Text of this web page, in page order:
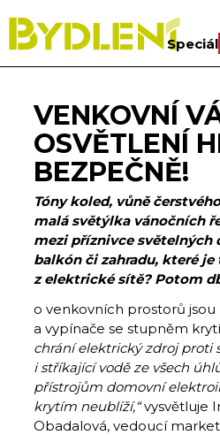
Speciál
VENKOVNÍ
OSVĚTLENÍ
BEZPEČNĚ!
Tóny koled, vůně
malá světýlka vánočních
mezi příznivce světelných
balkón či zahradu, které je
z elektrické sítě? Potom
o venkovních prostorů jsou
a vypínače se stupněm
chrání elektrický zdroj proti
i stříkající vodě ze všech
přístrojům domovní
krytím neublíží,“vysvětluje
Obadalová, vedoucí